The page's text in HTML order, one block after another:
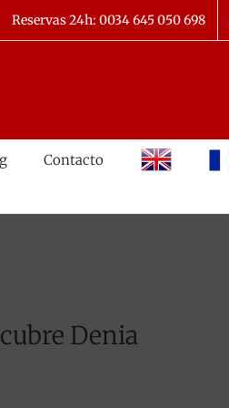
Reservas 24h: 0034 645 050 698
Contacto
inglés
Denia